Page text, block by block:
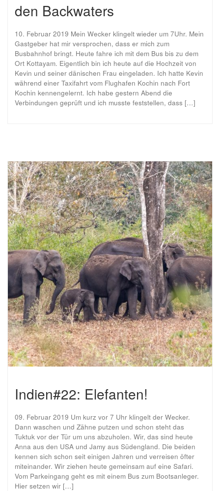
den Backwaters
10. Februar 2019 Mein Wecker klingelt wieder um 7Uhr. Mein
Gastgeber hat mir versprochen, dass er mich zum
Busbahnhof bringt. Heute fahre ich mit dem Bus bis zu dem
Ort Kottayam. Eigentlich bin ich heute auf die Hochzeit von
Kevin und seiner dänischen Frau eingeladen. Ich hatte Kevin
während einer Taxifahrt vom Flughafen Kochin nach Fort
Kochin kennengelernt. Ich habe gestern Abend die
Verbindungen geprüft und ich musste feststellen, dass […]
Indien#22: Elefanten!
09. Februar 2019 Um kurz vor 7 Uhr klingelt der Wecker.
Dann waschen und Zähne putzen und schon steht das
Tuktuk vor der Tür um uns abzuholen. Wir, das sind heute
Anna aus den USA und Jamy aus Südengland. Die beiden
kennen sich schon seit einigen Jahren und verreisen öfter
miteinander. Wir ziehen heute gemeinsam auf eine Safari.
Vom Parkeingang geht es mit einem Bus zum Bootsanleger.
Hier setzen wir […]